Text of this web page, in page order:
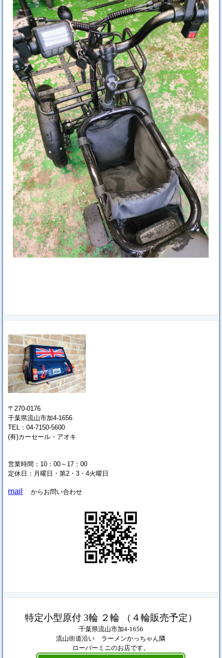
〒270-0176
千葉県流山市加4-1656
TEL：04-7150-5600
(有)カーセール・アオキ
営業時間：10：00～17：00
定休日：月曜日・第2・3・4火曜日
mail からお問い合わせ
特定小型原付 3輪 ２輪 （４輪販売予定）
千葉県流山市加4-1656
流山街道沿い ラーメンかっちゃん隣
ローバーミニのお店です。